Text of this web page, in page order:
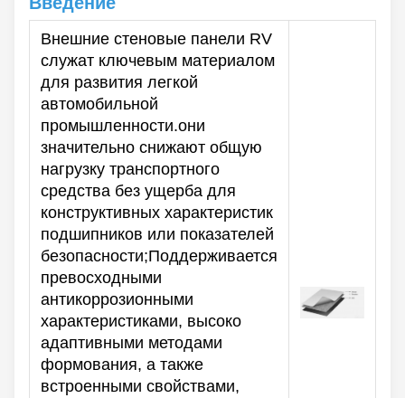
Внешние стеновые панели RV
служат ключевым материалом
для развития легкой
автомобильной
промышленности.они
значительно снижают общую
нагрузку транспортного
средства без ущерба для
конструктивных характеристик
подшипников или показателей
безопасности;Поддерживается
превосходными
антикоррозионными
характеристиками, высоко
адаптивными методами
формования, а также
встроенными свойствами,